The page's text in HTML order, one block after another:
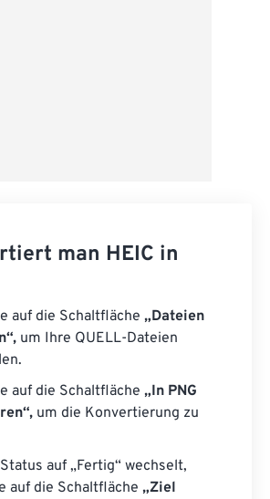
man HEIC in
auf die Schaltfläche „Dateien
um Ihre QUELL-Dateien
auf die Schaltfläche „In PNG
um die Konvertierung zu
auf „Fertig“ wechselt,
auf die Schaltfläche „Ziel